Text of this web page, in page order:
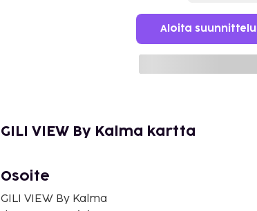
Aloita suunnittelu
GILI VIEW By Kalma kartta
Osoite
GILI VIEW By Kalma